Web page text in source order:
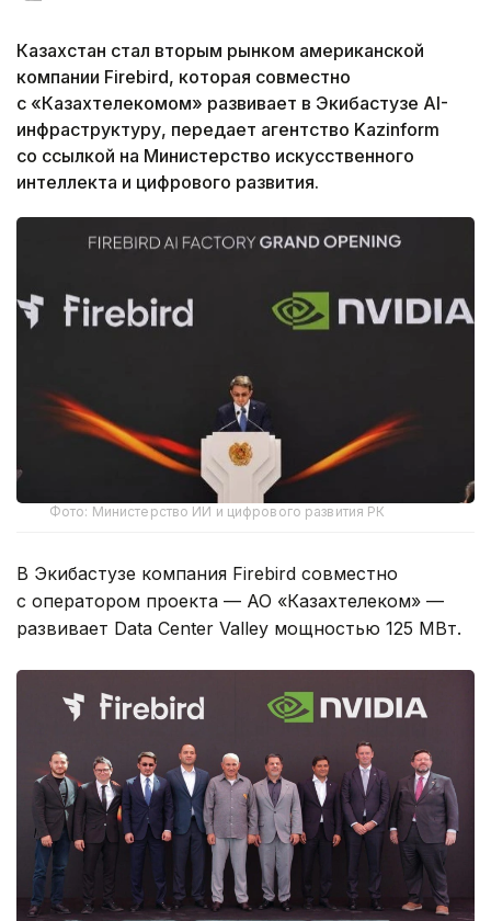
Казахстан стал вторым рынком американской
компании Firebird, которая совместно
с «Казахтелекомом» развивает в Экибастузе AI-
инфраструктуру, передает агентство Kazinform
со ссылкой на Министерство искусственного
интеллекта и цифрового развития.
Фото: Министерство ИИ и цифрового развития РК
В Экибастузе компания Firebird совместно
с оператором проекта — АО «Казахтелеком» —
развивает Data Center Valley мощностью 125 МВт.